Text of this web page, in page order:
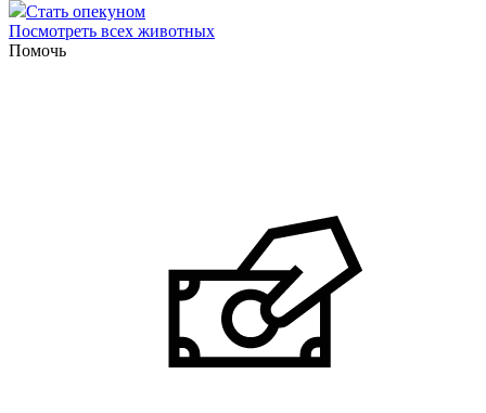
Стать опекуном
Посмотреть всех животных
Помочь